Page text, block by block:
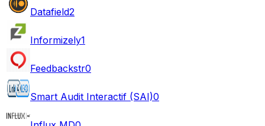
Datafield2
Informizely1
Feedbackstr0
Smart Audit Interactif (SAI)0